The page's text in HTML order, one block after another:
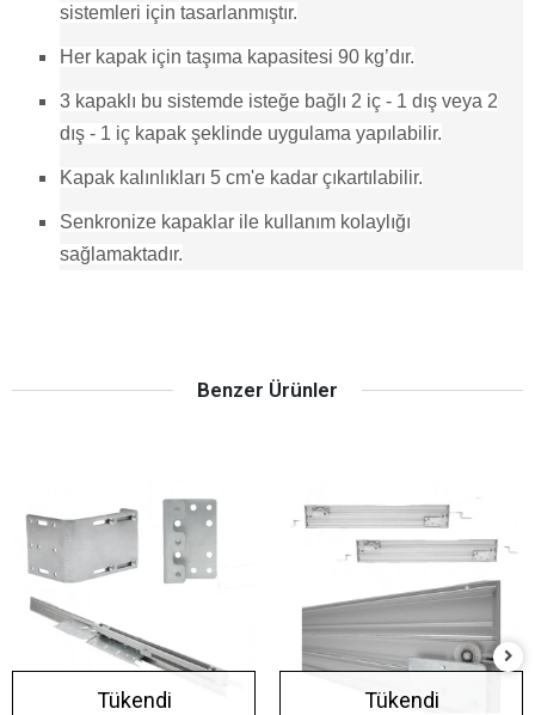
sistemleri için tasarlanmıştır.
Her kapak için taşıma kapasitesi 90 kg’dır.
3 kapaklı bu sistemde isteğe bağlı 2 iç - 1 dış veya 2
dış - 1 iç kapak şeklinde uygulama yapılabilir.
Kapak kalınlıkları 5 cm'e kadar çıkartılabilir.
Senkronize kapaklar ile kullanım kolaylığı
sağlamaktadır.
Benzer Ürünler
Tükendi Tükendi